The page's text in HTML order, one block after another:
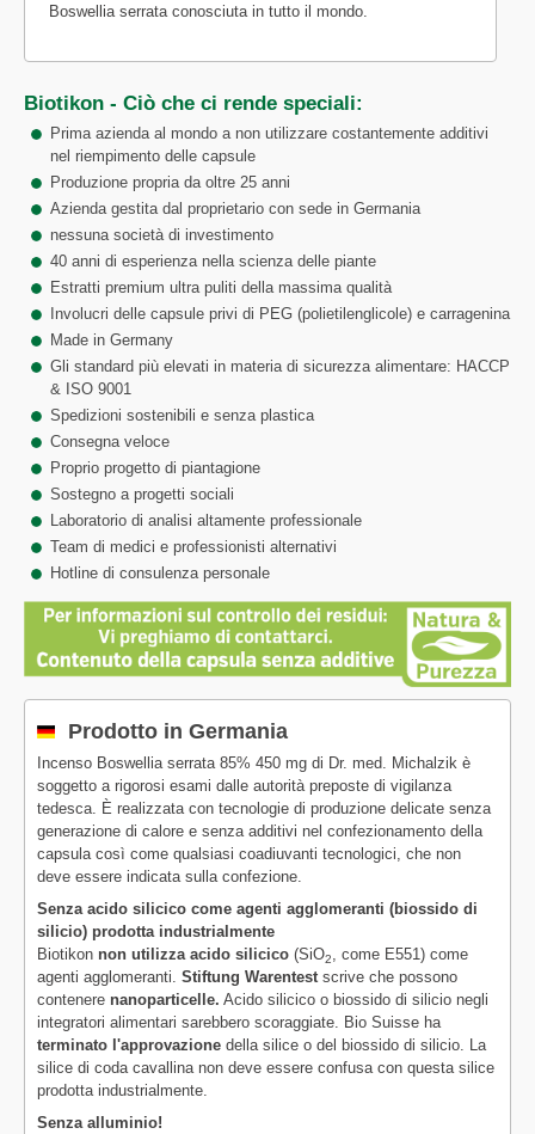
Boswellia serrata conosciuta in tutto il mondo.
Biotikon - Ciò che ci rende speciali:
Prima azienda al mondo a non utilizzare costantemente additivi
nel riempimento delle capsule
Produzione propria da oltre 25 anni
Azienda gestita dal proprietario con sede in Germania
nessuna società di investimento
40 anni di esperienza nella scienza delle piante
Estratti premium ultra puliti della massima qualità
Involucri delle capsule privi di PEG (polietilenglicole) e carragenina
Made in Germany
Gli standard più elevati in materia di sicurezza alimentare: HACCP
& ISO 9001
Spedizioni sostenibili e senza plastica
Consegna veloce
Proprio progetto di piantagione
Sostegno a progetti sociali
Laboratorio di analisi altamente professionale
Team di medici e professionisti alternativi
Hotline di consulenza personale
Prodotto in Germania
Incenso Boswellia serrata 85% 450 mg di Dr. med. Michalzik è
soggetto a rigorosi esami dalle autorità preposte di vigilanza
tedesca. È realizzata con tecnologie di produzione delicate senza
generazione di calore e senza additivi nel confezionamento della
capsula così come qualsiasi coadiuvanti tecnologici, che non
deve essere indicata sulla confezione.
Senza acido silicico come agenti agglomeranti (biossido di
silicio) prodotta industrialmente
Biotikon non utilizza acido silicico (SiO2, come E551) come
agenti agglomeranti. Stiftung Warentestscrive che possono
contenere nanoparticelle. Acido silicico o biossido di silicio negli
integratori alimentari sarebbero scoraggiate. Bio Suisse ha
terminato l'approvazione della silice o del biossido di silicio. La
silice di coda cavallina non deve essere confusa con questa silice
prodotta industrialmente.
Senza alluminio!